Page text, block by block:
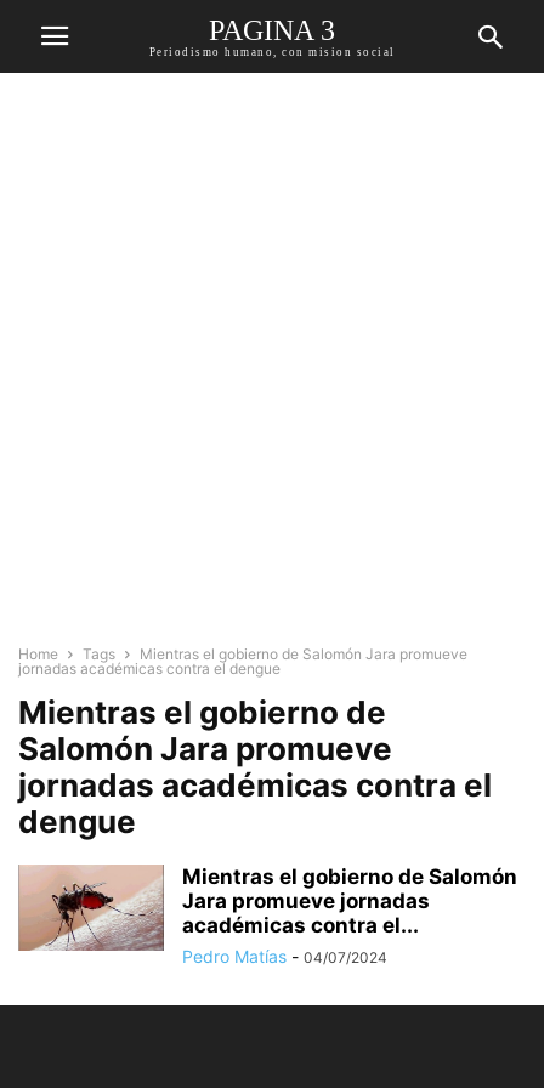
PAGINA 3
Periodismo humano, con mision social
Home Tags
Mientras el gobierno de Salomón Jara promueve
jornadas académicas contra el dengue
Mientras el gobierno de
Salomón Jara promueve
jornadas académicas contra el
dengue
Mientras el gobierno de Salomón
Jara promueve jornadas
académicas contra el...
Pedro Matías - 04/07/2024